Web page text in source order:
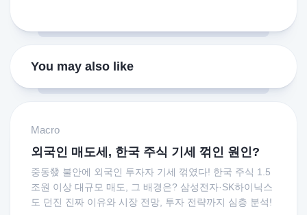
You may also like
Macro
외국인 매도세, 한국 주식 기세 꺾인 원인?
중동發 불안에 외국인 투자자 기세 꺾였다! 한국 주식 1.5
조원 이상 대규모 매도, 그 배경은? 삼성전자·SK하이닉스
도 던진 진짜 이유와 시장 전망, 투자 전략까지 심층 분석!